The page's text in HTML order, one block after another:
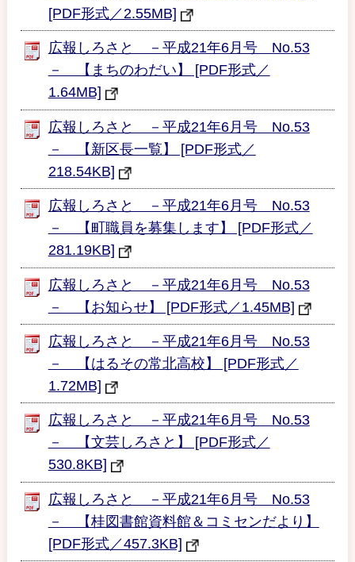
[PDF形式／2.55MB]
広報しろさと －平成21年6月号 No.53
－ 【まちのわだい】 [PDF形式／
1.64MB]
広報しろさと －平成21年6月号 No.53
－ 【新区長一覧】 [PDF形式／
218.54KB]
広報しろさと －平成21年6月号 No.53
－ 【町職員を募集します】 [PDF形式／
281.19KB]
広報しろさと －平成21年6月号 No.53
－ 【お知らせ】 [PDF形式／1.45MB]
広報しろさと －平成21年6月号 No.53
－ 【はるその常北高校】 [PDF形式／
1.72MB]
広報しろさと －平成21年6月号 No.53
－ 【文芸しろさと】 [PDF形式／
530.8KB]
広報しろさと －平成21年6月号 No.53
－ 【桂図書館資料館＆コミセンだより】
[PDF形式／457.3KB]